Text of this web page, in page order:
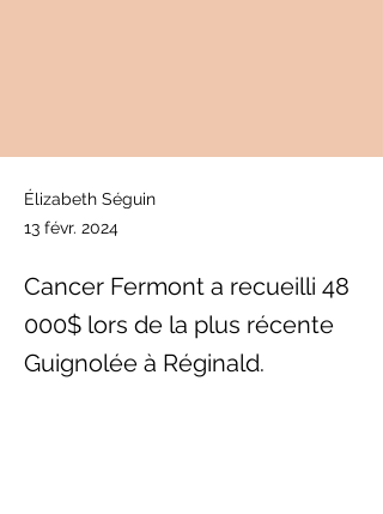
Élizabeth Séguin
13 févr. 2024
Cancer Fermont a recueilli 48
000$ lors de la plus récente
Guignolée à Réginald.